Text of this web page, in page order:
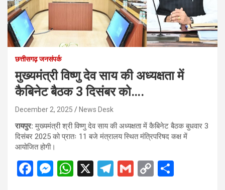
छत्तीसगढ़ जनसंपर्क
मुख्यमंत्री विष्णु देव साय की अध्यक्षता में
कैबिनेट बैठक 3 दिसंबर को….
December 2, 2025 News Desk
रायपुर: मुख्यमंत्री श्री विष्णु देव साय की अध्यक्षता में कैबिनेट बैठक बुधवार 3
दिसंबर 2025 को प्रातः 11 बजे मंत्रालय स्थित मंत्रिपरिषद कक्ष में
आयोजित होगी।
F
M W X
T
G
C